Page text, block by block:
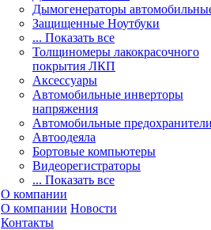
Дымогенераторы
Защищенные Ноутбуки
... Показать все
Толщиномеры лакокрасочного
покрытия ЛКП
Аксессуары
Автомобильные инверторы
напряжения
Автомобильные
Автоодеяла
Бортовые компьютеры
Видеорегистраторы
... Показать все
О компании
О компании Новости
Контакты